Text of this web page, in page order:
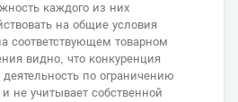
каждого из них
на общие условия
соответствующем товарном
видно, что конкуренция
деятельность по ограничению
не учитывает собственной